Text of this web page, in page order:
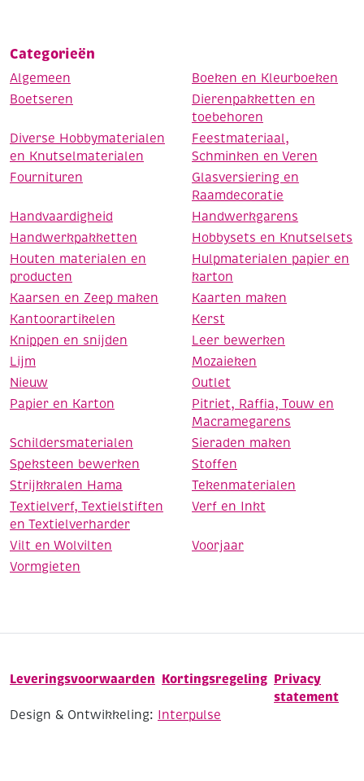
Categorieën
Algemeen
Boeken en Kleurboeken
Boetseren
Dierenpakketten en
toebehoren
Diverse Hobbymaterialen
en Knutselmaterialen
Feestmateriaal,
Schminken en Veren
Fournituren
Glasversiering en
Raamdecoratie
Handvaardigheid
Handwerkgarens
Handwerkpakketten
Hobbysets en Knutselsets
Houten materialen en
producten
Hulpmaterialen papier en
karton
Kaarsen en Zeep maken
Kaarten maken
Kantoorartikelen
Kerst
Knippen en snijden
Leer bewerken
Lijm
Mozaieken
Nieuw
Outlet
Papier en Karton
Pitriet, Raffia, Touw en
Macramegarens
Schildersmaterialen
Sieraden maken
Speksteen bewerken
Stoffen
Strijkkralen Hama
Tekenmaterialen
Textielverf, Textielstiften
en Textielverharder
Verf en Inkt
Vilt en Wolvilten
Voorjaar
Vormgieten
Leveringsvoorwaarden Kortingsregeling Privacy
statement
Design & Ontwikkeling: Interpulse